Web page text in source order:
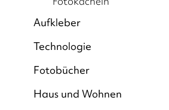
Aufkleber
Technologie
Fotobücher
Haus und Wohnen